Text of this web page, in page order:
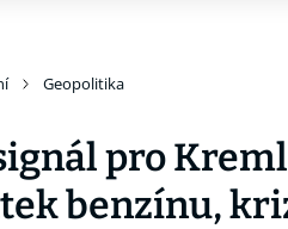
Geopolitika
pro
benzínu,